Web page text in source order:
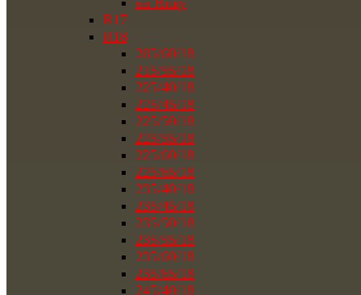
R17
R18
285/60/18
215/55/18
225/40/18
225/45/18
225/50/18
225/55/18
225/60/18
225/65/18
235/40/18
235/45/18
235/50/18
235/55/18
235/60/18
235/65/18
245/40/18